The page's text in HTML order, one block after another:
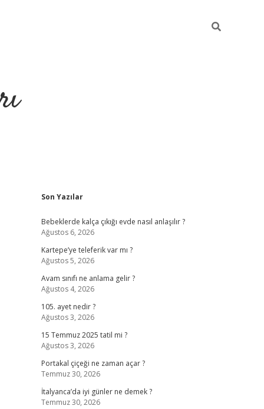
Sidebar
Son Yazılar
Bebeklerde kalça çıkığı evde nasıl anlaşılır ?
Ağustos 6, 2026
Kartepe’ye teleferik var mı ?
Ağustos 5, 2026
Avam sınıfı ne anlama gelir ?
Ağustos 4, 2026
105. ayet nedir ?
Ağustos 3, 2026
15 Temmuz 2025 tatil mi ?
Ağustos 3, 2026
Portakal çiçeği ne zaman açar ?
Temmuz 30, 2026
İtalyanca’da iyi günler ne demek ?
Temmuz 30, 2026